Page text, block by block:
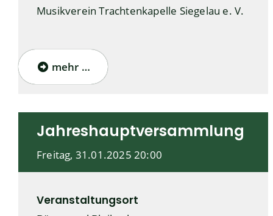
Musikverein Trachtenkapelle Siegelau e. V.
mehr …
Jahreshauptversammlung
Freitag, 31.01.2025 20:00
Veranstaltungsort